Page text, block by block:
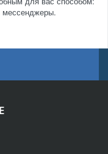
мессенджеры.